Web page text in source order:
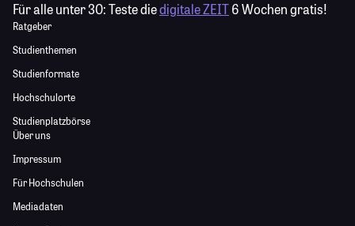
Für alle unter 30:Teste diedigitale ZEIT6 Wochen gratis!
Ratgeber
Studienthemen
Studienformate
Hochschulorte
Studienplatzbörse
Über uns
Impressum
Für Hochschulen
Mediadaten